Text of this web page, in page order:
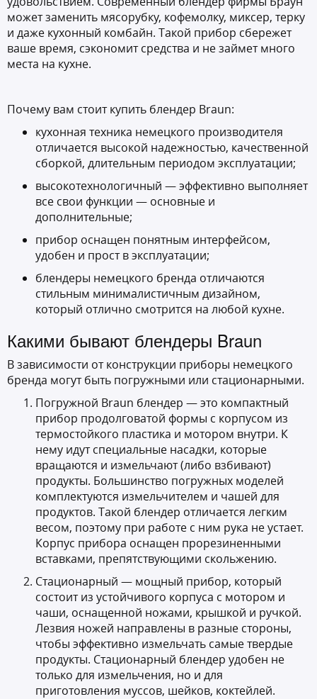
может заменить мясорубку, кофемолку, миксер, терку
и даже кухонный комбайн. Такой прибор сбережет
ваше время, сэкономит средства и не займет много
места на кухне.
Почему вам стоит купить блендер Braun:
кухонная техника немецкого производителя
отличается высокой надежностью, качественной
сборкой, длительным периодом эксплуатации;
высокотехнологичный — эффективно выполняет
все свои функции — основные и
дополнительные;
прибор оснащен понятным интерфейсом,
удобен и прост в эксплуатации;
блендеры немецкого бренда отличаются
стильным минималистичным дизайном,
который отлично смотрится на любой кухне.
Какими бывают блендеры Braun
В зависимости от конструкции приборы немецкого
бренда могут быть погружными или стационарными.
Погружной Braun блендер — это компактный
прибор продолговатой формы с корпусом из
термостойкого пластика и мотором внутри. К
нему идут специальные насадки, которые
вращаются и измельчают (либо взбивают)
продукты. Большинство погружных моделей
комплектуются измельчителем и чашей для
продуктов. Такой блендер отличается легким
весом, поэтому при работе с ним рука не устает.
Корпус прибора оснащен прорезиненными
вставками, препятствующими скольжению.
Стационарный — мощный прибор, который
состоит из устойчивого корпуса с мотором и
чаши, оснащенной ножами, крышкой и ручкой.
Лезвия ножей направлены в разные стороны,
чтобы эффективно измельчать самые твердые
продукты. Стационарный блендер удобен не
только для измельчения, но и для
приготовления муссов, шейков, коктейлей.